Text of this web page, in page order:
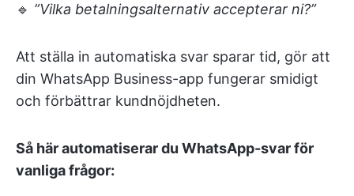
🔹 ”Vilka betalningsalternativ accepterar ni?”
Att ställa in automatiska svar sparar tid, gör att
din WhatsApp Business-app fungerar smidigt
och förbättrar kundnöjdheten.
Så här automatiserar du WhatsApp-svar för
vanliga frågor: